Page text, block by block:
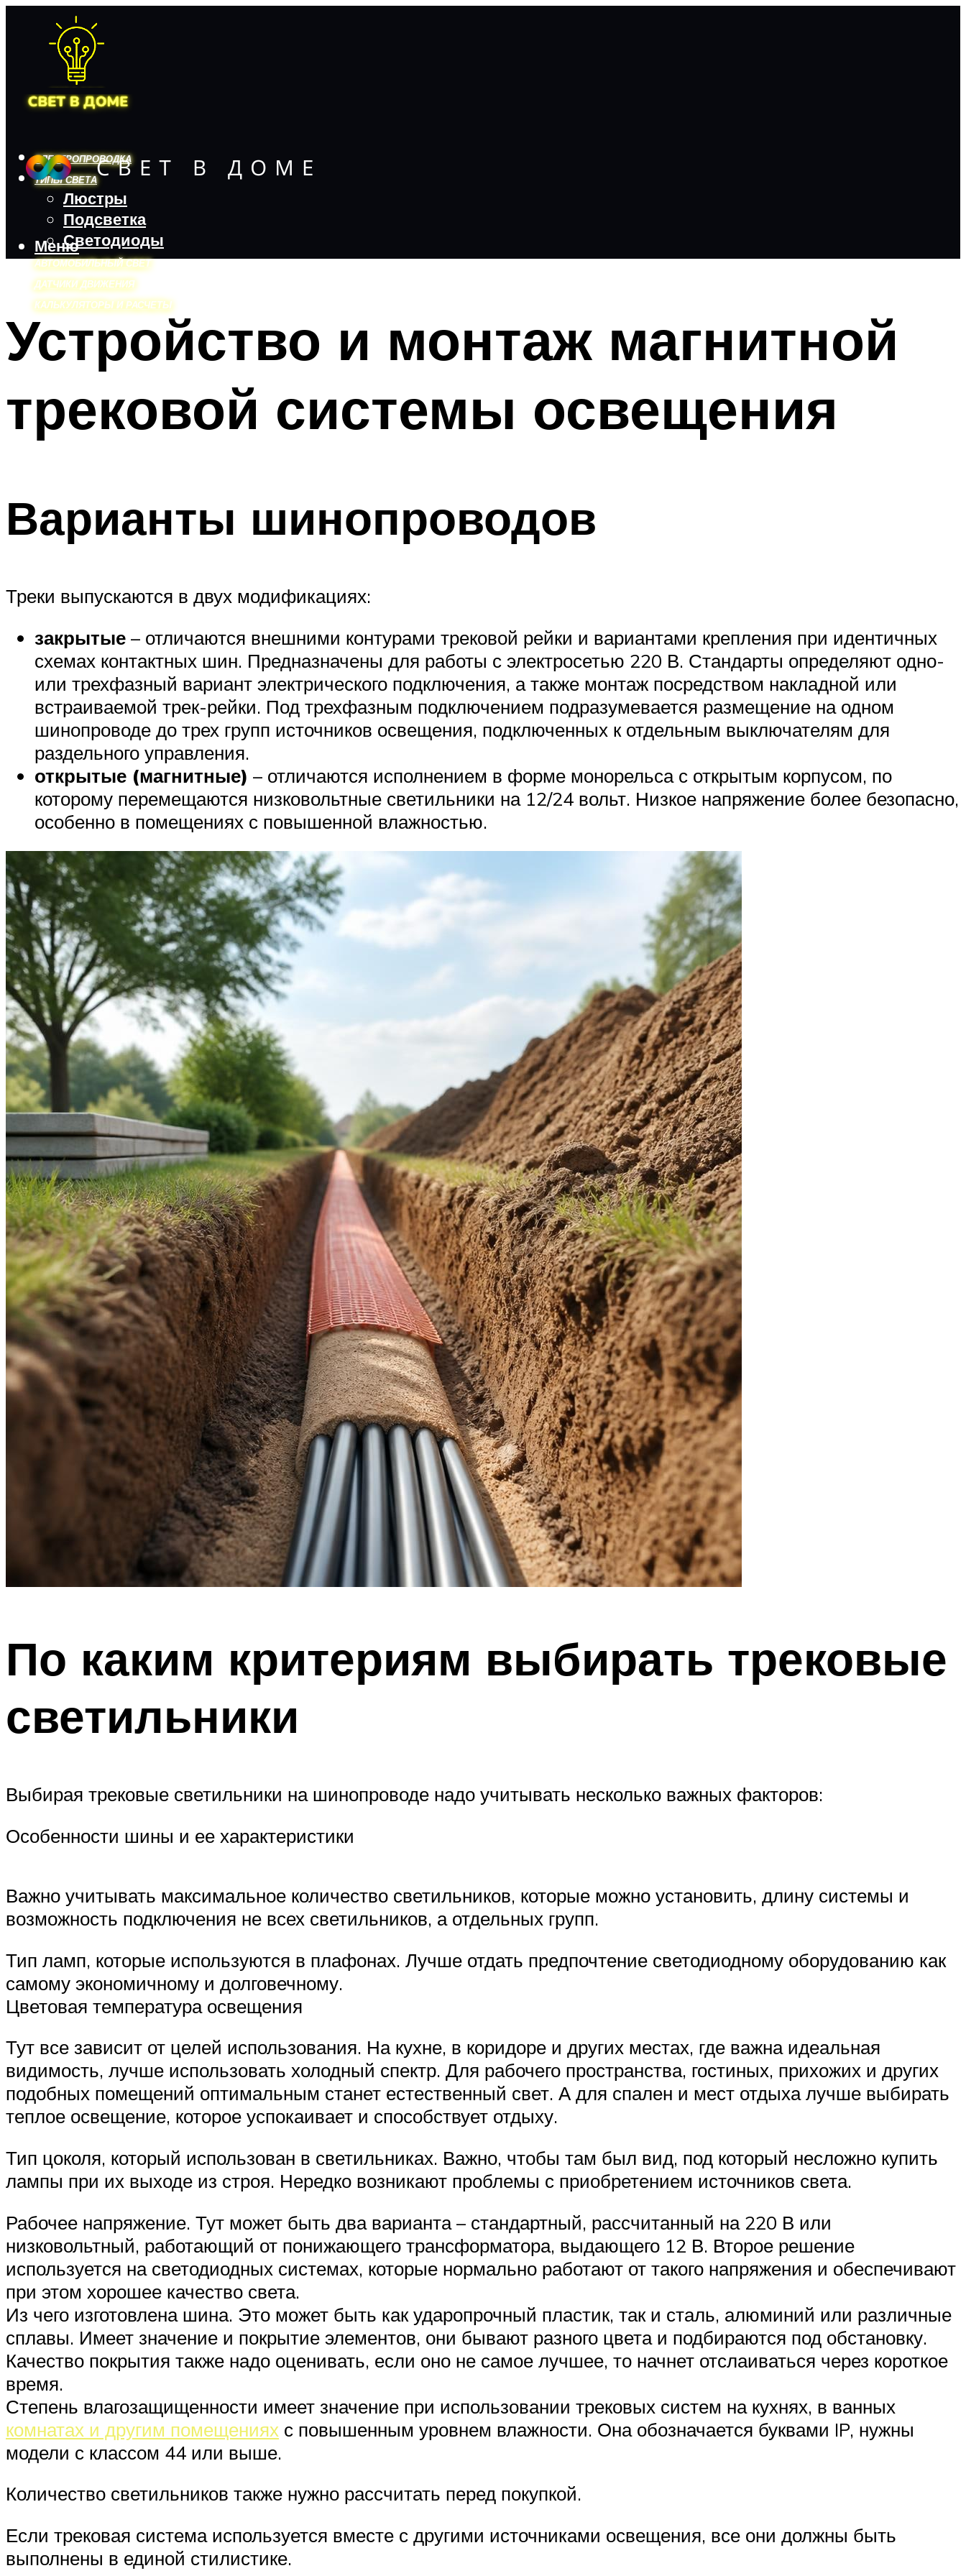
ЭЛЕКТРОПРОВОДКА
ТИПЫ СВЕТА
Люстры
Подсветка
Светодиоды
АВТОМОБИЛЬНЫЙ СВЕТ
ДАТЧИКИ ДВИЖЕНИЯ
КАЛЬКУЛЯТОРЫ И РАСЧЕТЫ
Меню
Меню
Устройство и монтаж магнитной
трековой системы освещения
Варианты шинопроводов
Треки выпускаются в двух модификациях:
закрытые – отличаются внешними контурами трековой рейки и вариантами крепления при идентичных
схемах контактных шин. Предназначены для работы с электросетью 220 В. Стандарты определяют одно-
или трехфазный вариант электрического подключения, а также монтаж посредством накладной или
встраиваемой трек-рейки. Под трехфазным подключением подразумевается размещение на одном
шинопроводе до трех групп источников освещения, подключенных к отдельным выключателям для
раздельного управления.
открытые (магнитные) – отличаются исполнением в форме монорельса с открытым корпусом, по
которому перемещаются низковольтные светильники на 12/24 вольт. Низкое напряжение более безопасно,
особенно в помещениях с повышенной влажностью.
По каким критериям выбирать трековые
светильники
Выбирая трековые светильники на шинопроводе надо учитывать несколько важных факторов:
Особенности шины и ее характеристики
Важно учитывать максимальное количество светильников, которые можно установить, длину системы и
возможность подключения не всех светильников, а отдельных групп.
Тип ламп, которые используются в плафонах. Лучше отдать предпочтение светодиодному оборудованию как
самому экономичному и долговечному.
Цветовая температура освещения
Тут все зависит от целей использования. На кухне, в коридоре и других местах, где важна идеальная
видимость, лучше использовать холодный спектр. Для рабочего пространства, гостиных, прихожих и других
подобных помещений оптимальным станет естественный свет. А для спален и мест отдыха лучше выбирать
теплое освещение, которое успокаивает и способствует отдыху.
Тип цоколя, который использован в светильниках. Важно, чтобы там был вид, под который несложно купить
лампы при их выходе из строя. Нередко возникают проблемы с приобретением источников света.
Рабочее напряжение. Тут может быть два варианта – стандартный, рассчитанный на 220 В или
низковольтный, работающий от понижающего трансформатора, выдающего 12 В. Второе решение
используется на светодиодных системах, которые нормально работают от такого напряжения и обеспечивают
при этом хорошее качество света.
Из чего изготовлена шина. Это может быть как ударопрочный пластик, так и сталь, алюминий или различные
сплавы. Имеет значение и покрытие элементов, они бывают разного цвета и подбираются под обстановку.
Качество покрытия также надо оценивать, если оно не самое лучшее, то начнет отслаиваться через короткое
время.
Степень влагозащищенности имеет значение при использовании трековых систем на кухнях, в ванных
комнатах и другим помещениях с повышенным уровнем влажности. Она обозначается буквами IP, нужны
модели с классом 44 или выше.
Количество светильников также нужно рассчитать перед покупкой.
Если трековая система используется вместе с другими источниками освещения, все они должны быть
выполнены в единой стилистике.